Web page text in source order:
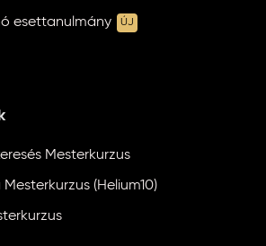
esettanulmány ÚJ
Mesterkurzus
(Helium10)